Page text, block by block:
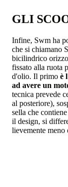
GLI
Infine, Swm ha
che si chiamano
bicilindrico
fissato alla ruota
d'olio. Il primo è
ad avere un
tecnica prevede
al posteriore),
sella che
il design, si
lievemente meno